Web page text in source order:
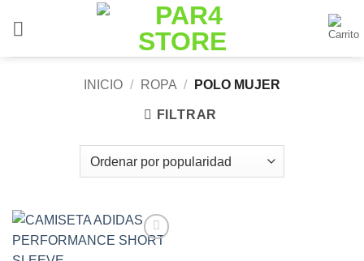
INICIO / ROPA / POLO MUJER
FILTRAR